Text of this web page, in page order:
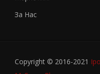
За Нас
Copyright © 2016-2021